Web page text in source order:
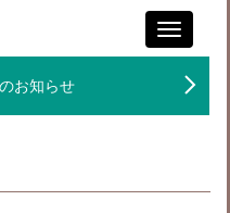
Toggle
お知らせ